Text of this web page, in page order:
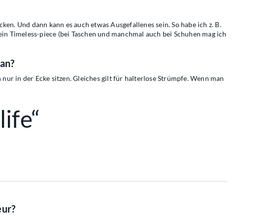
Und dann kann es auch etwas Ausgefallenes sein. So habe ich z. B.
piece (bei Taschen und manchmal auch bei Schuhen mag ich
in der Ecke sitzen. Gleiches gilt für halterlose Strümpfe. Wenn man